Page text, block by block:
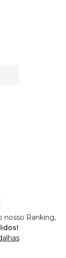
nosso Ranking,